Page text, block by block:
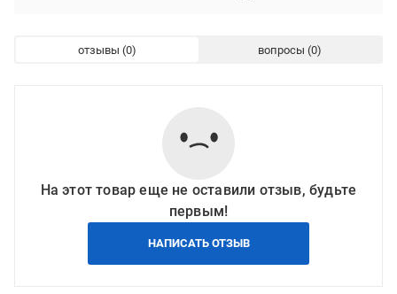
отзывы вопросы
На этот товар еще не оставили отзыв, будьте
первым!
НАПИСАТЬ ОТЗЫВ